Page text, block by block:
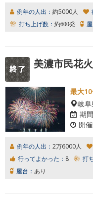
例年の人出： 約5000人
打ち上げ数： 約600発
美濃市民花
最大
岐阜
期
開
例年の人出： 2万6000人
行ってよかった： 8 打
屋台： あり